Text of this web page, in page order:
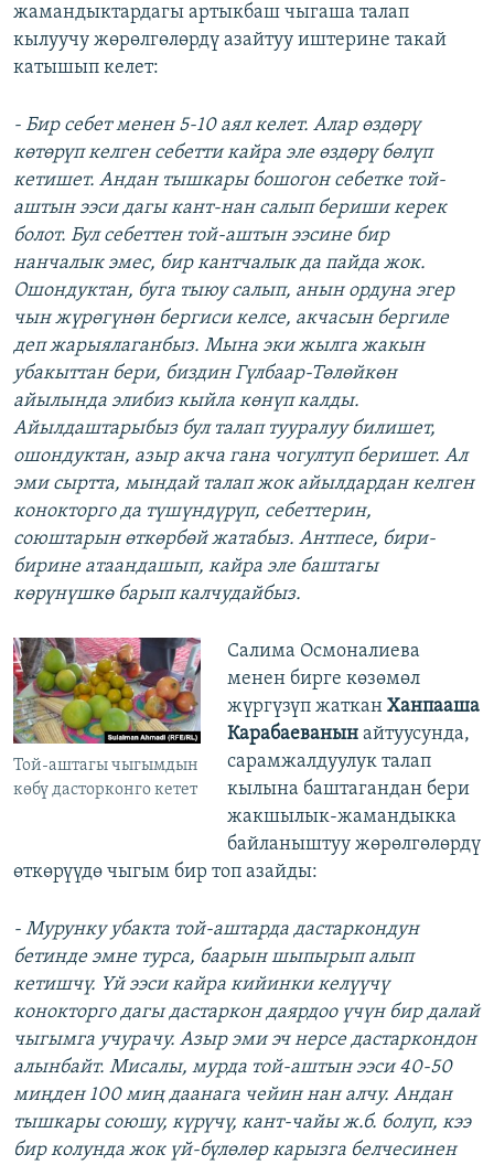
жамандыктардагы артыкбаш чыгаша талап
кылуучу жөрөлгөлөрдү азайтуу иштерине такай
катышып келет:
- Бир себет менен 5-10 аял келет. Алар өздөрү
көтөрүп келген себетти кайра эле өздөрү бөлүп
кетишет. Андан тышкары бошогон себетке той-
аштын ээси дагы кант-нан салып бериши керек
болот. Бул себеттен той-аштын ээсине бир
нанчалык эмес, бир кантчалык да пайда жок.
Ошондуктан, буга тыюу салып, анын ордуна эгер
чын жүрөгүнөн бергиси келсе, акчасын бергиле
деп жарыялаганбыз. Мына эки жылга жакын
убакыттан бери, биздин Гүлбаар-Төлөйкөн
айылында элибиз кыйла көнүп калды.
Айылдаштарыбыз бул талап тууралуу билишет,
ошондуктан, азыр акча гана чогултуп беришет. Ал
эми сыртта, мындай талап жок айылдардан келген
конокторго да түшүндүрүп, себеттерин,
союштарын өткөрбөй жатабыз. Антпесе, бири-
бирине атаандашып, кайра эле баштагы
көрүнүшкө барып калчудайбыз.
Той-аштагы чыгымдын
көбү дасторконго кетет
Салима Осмоналиева
менен бирге көзөмөл
жүргүзүп жаткан Ханпааша
Карабаеванынайтуусунда,
сарамжалдуулук талап
кылына баштагандан бери
жакшылык-жамандыкка
байланыштуу жөрөлгөлөрдү
өткөрүүдө чыгым бир топ азайды:
- Мурунку убакта той-аштарда дастаркондун
бетинде эмне турса, баарын шыпырып алып
кетишчү. Үй ээси кайра кийинки келүүчү
конокторго дагы дастаркон даярдоо үчүн бир далай
чыгымга учурачу. Азыр эми эч нерсе дастаркондон
алынбайт. Мисалы, мурда той-аштын ээси 40-50
миңден 100 миң даанага чейин нан алчу. Андан
тышкары союшу, күрүчү, кант-чайы ж.б. болуп, кээ
бир колунда жок үй-бүлөлөр карызга белчесинен